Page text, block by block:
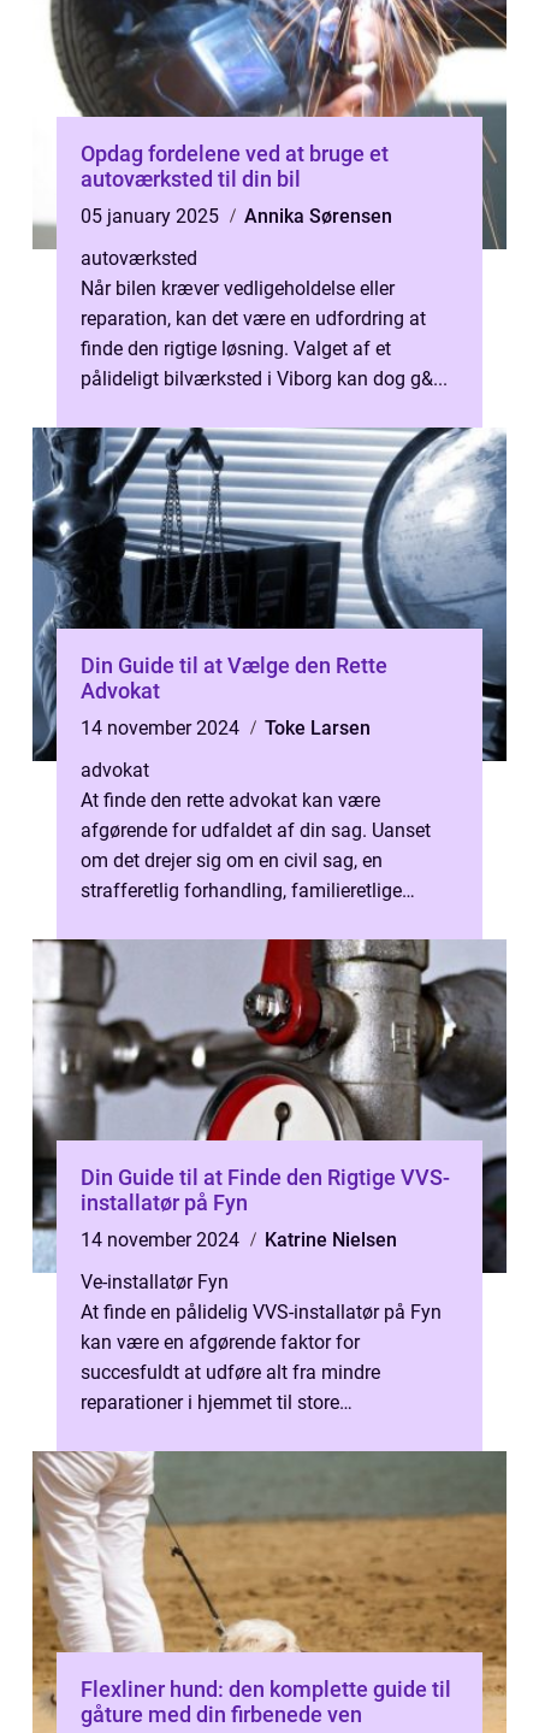
Opdag fordelene ved at bruge et
autoværksted til din bil
05 january 2025
Annika Sørensen
autoværksted
Når bilen kræver vedligeholdelse eller
reparation, kan det være en udfordring at
finde den rigtige løsning. Valget af et
pålideligt bilværksted i Viborg kan dog g&...
Din Guide til at Vælge den Rette
Advokat
14 november 2024
Toke Larsen
advokat
At finde den rette advokat kan være
afgørende for udfaldet af din sag. Uanset
om det drejer sig om en civil sag, en
strafferetlig forhandling, familieretlige
Din Guide til at Finde den Rigtige VVS-
installatør på Fyn
14 november 2024
Katrine Nielsen
Ve-installatør Fyn
At finde en pålidelig VVS-installatør på Fyn
kan være en afgørende faktor for
succesfuldt at udføre alt fra mindre
reparationer i hjemmet til store
Flexliner hund: den komplette guide til
gåture med din firbenede ven